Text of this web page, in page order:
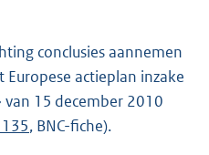
conclusies aannemen
actieplan inzake
15 december 2010
, BNC-fiche).